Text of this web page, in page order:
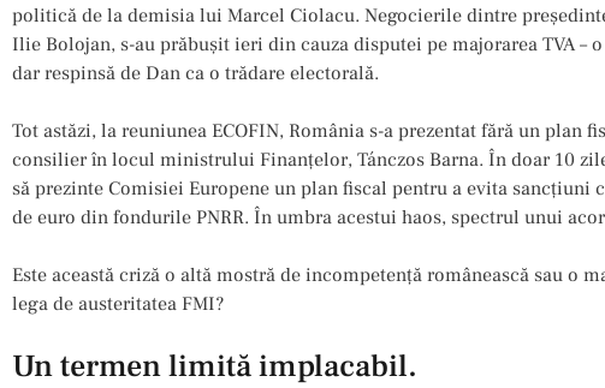
politică de la demisia lui Marcel Ciolacu. Negocierile dintre
Ilie Bolojan, s-au prăbușit ieri din cauza disputei pe majorarea TVA –
dar respinsă de Dan ca o trădare electorală.
Tot astăzi, la reuniunea ECOFIN, România s-a prezentat fără un plan
consilier în locul ministrului Finanțelor, Tánczos Barna. În doar 10
să prezinte Comisiei Europene un plan fiscal pentru a evita sancțiuni
de euro din fondurile PNRR. În umbra acestui haos, spectrul unui
Este această criză o altă mostră de incompetență românească sau o
lega de austeritatea FMI?
Un termen limită implacabil.